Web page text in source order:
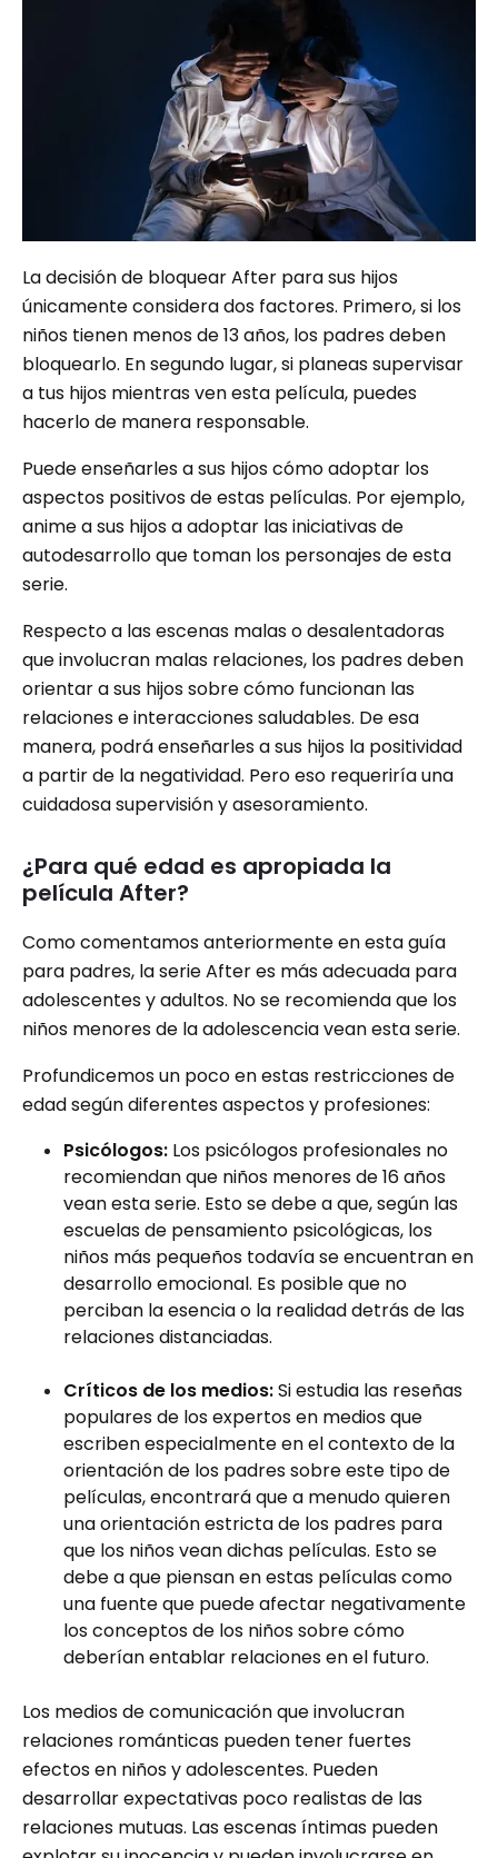
La decisión de bloquear After para sus hijos
únicamente considera dos factores. Primero, si los
niños tienen menos de 13 años, los padres deben
bloquearlo. En segundo lugar, si planeas supervisar
a tus hijos mientras ven esta película, puedes
hacerlo de manera responsable.
Puede enseñarles a sus hijos cómo adoptar los
aspectos positivos de estas películas. Por ejemplo,
anime a sus hijos a adoptar las iniciativas de
autodesarrollo que toman los personajes de esta
serie.
Respecto a las escenas malas o desalentadoras
que involucran malas relaciones, los padres deben
orientar a sus hijos sobre cómo funcionan las
relaciones e interacciones saludables. De esa
manera, podrá enseñarles a sus hijos la positividad
a partir de la negatividad. Pero eso requeriría una
cuidadosa supervisión y asesoramiento.
¿Para qué edad es apropiada la
película After?
Como comentamos anteriormente en esta guía
para padres, la serie After es más adecuada para
adolescentes y adultos. No se recomienda que los
niños menores de la adolescencia vean esta serie.
Profundicemos un poco en estas restricciones de
edad según diferentes aspectos y profesiones:
Psicólogos: Los psicólogos profesionales no
recomiendan que niños menores de 16 años
vean esta serie. Esto se debe a que, según las
escuelas de pensamiento psicológicas, los
niños más pequeños todavía se encuentran en
desarrollo emocional. Es posible que no
perciban la esencia o la realidad detrás de las
relaciones distanciadas.
Críticos de los medios:Si estudia las reseñas
populares de los expertos en medios que
escriben especialmente en el contexto de la
orientación de los padres sobre este tipo de
películas, encontrará que a menudo quieren
una orientación estricta de los padres para
que los niños vean dichas películas. Esto se
debe a que piensan en estas películas como
una fuente que puede afectar negativamente
los conceptos de los niños sobre cómo
deberían entablar relaciones en el futuro.
Los medios de comunicación que involucran
relaciones románticas pueden tener fuertes
efectos en niños y adolescentes. Pueden
desarrollar expectativas poco realistas de las
relaciones mutuas. Las escenas íntimas pueden